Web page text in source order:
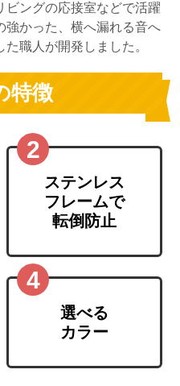
ビングの応接室などで活躍
強かった、横へ漏れる音へ
職人が開発しました。
特徴
ステンレス
フレームで
転倒防止
選べる
カラー